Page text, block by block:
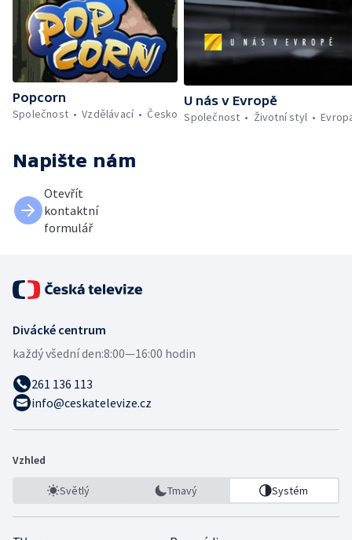
Popcorn
Společnost
Vzdělávací Česko
U nás v Evropě
Společnost
Životní styl
Napište nám
Otevřít
kontaktní
formulář
Divácké centrum
každý všední den:8:00—16:00 hodin
261 136 113
info@ceskatelevize.cz
Vzhled
Světlý Tmavý Systém